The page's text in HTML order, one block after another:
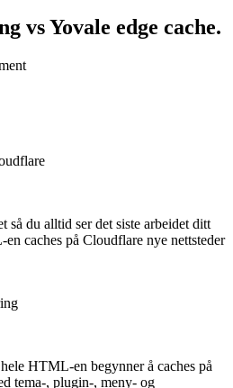
vs Yovale edge cache.
så du alltid ser det siste arbeidet ditt
caches på Cloudflare nye nettsteder
HTML-en begynner å caches på
tema-, plugin-, meny- og